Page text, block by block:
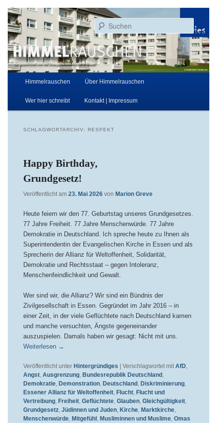
primären
Inhalt
springen
sekundären
Inhalt
springen
Himmelrauschen
Aufgezeichnet von der Evangelischen Kirche in Essen
Hauptmenü
Himmelrauschen Über Himmelrauschen
Wer hier schreibt Kontakt | Impressum
SCHLAGWORTARCHIV: RESPEKT
Happy Birthday,
Grundgesetz!
Veröffentlicht am 23. Mai 2026 von Marion Greve
Heute feiern wir den 77. Geburtstag unseres Grundgesetzes.
77 Jahre Freiheit. 77 Jahre Menschenwürde. 77 Jahre
Demokratie in Deutschland. Ich spreche heute zu Ihnen als
Superintendentin der Evangelischen Kirche in Essen und als
Sprecherin der Allianz für Weltoffenheit, Solidarität,
Demokratie und Rechtsstaat – gegen Intoleranz,
Menschenfeindlichkeit und Gewalt.
Wer sind wir, die Allianz? Wir sind ein Bündnis der
Zivilgesellschaft in Essen. Gegründet im Jahr 2016 – in
einer Zeit, in der viele Geflüchtete nach Deutschland kamen
und manche versuchten, Ängste gegeneinander
auszuspielen. Damals haben wir gesagt: Nicht mit uns.
Weiterlesen →
Veröffentlicht unter Hintergründiges Verschlagwortet mit AfD,
Angst, Ausgrenzung, Bundesrepublik Deutschland ,
Demokratie, Demonstration, Deutschland , Diskriminierung,
Essener Allianz für Weltoffenheit, Flucht, Flucht und
Vertreibung, Freiheit, Geflüchtete, Glauben, Gleichgültigkeit,
Grundgesetz, Jüdinnen und Juden, Kirche, Marktkirche,
Menschenwürde, Mitgefühl , Musliminnen und Muslime, Omas